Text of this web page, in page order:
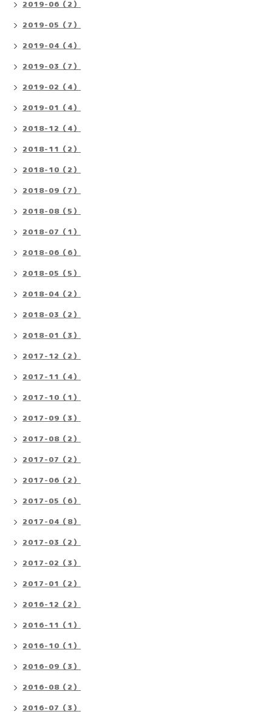
2019-06（2）
2019-05（7）
2019-04（4）
2019-03（7）
2019-02（4）
2019-01（4）
2018-12（4）
2018-11（2）
2018-10（2）
2018-09（7）
2018-08（5）
2018-07（1）
2018-06（6）
2018-05（5）
2018-04（2）
2018-03（2）
2018-01（3）
2017-12（2）
2017-11（4）
2017-10（1）
2017-09（3）
2017-08（2）
2017-07（2）
2017-06（2）
2017-05（6）
2017-04（8）
2017-03（2）
2017-02（3）
2017-01（2）
2016-12（2）
2016-11（1）
2016-10（1）
2016-09（3）
2016-08（2）
2016-07（3）